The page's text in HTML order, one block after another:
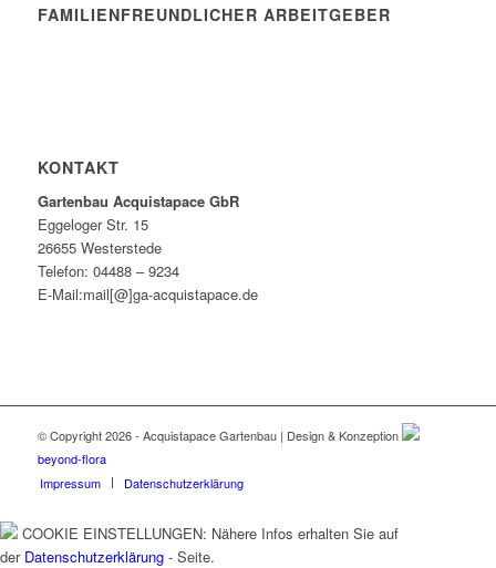
FAMILIENFREUNDLICHER ARBEITGEBER
KONTAKT
Gartenbau Acquistapace GbR
Eggeloger Str. 15
26655 Westerstede
Telefon: 04488 – 9234
E-Mail:mail[@]ga-acquistapace.de
© Copyright 2026 - Acquistapace Gartenbau | Design & Konzeption
beyond-flora
Impressum
Datenschutzerklärung
COOKIE EINSTELLUNGEN: Nähere Infos erhalten Sie auf
der Datenschutzerklärung - Seite.